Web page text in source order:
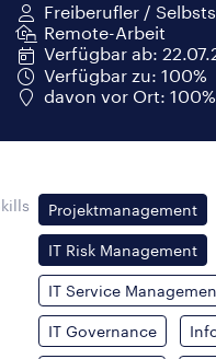
Freiberufler /
Remote-Arbeit
Verfügbar ab:
Verfügbar zu: 100%
davon vor Ort: 100%
Projektmanagement
IT Risk Management
IT Service
IT Governance